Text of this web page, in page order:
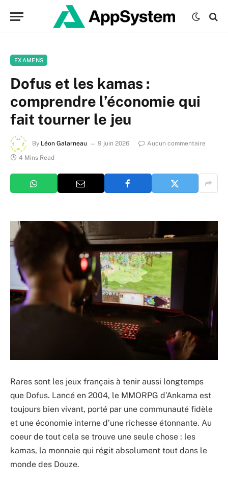
EXAMENS
Dofus et les kamas :
comprendre l’économie qui
fait tourner le jeu
By Léon Galarneau 9 juin 2026
Aucun commentaire
4 Mins Read
Rares sont les jeux français à tenir aussi longtemps
que Dofus. Lancé en 2004, le MMORPG d’Ankama est
toujours bien vivant, porté par une communauté fidèle
et une économie interne d’une richesse étonnante. Au
coeur de tout cela se trouve une seule chose : les
kamas, la monnaie qui régit absolument tout dans le
monde des Douze.